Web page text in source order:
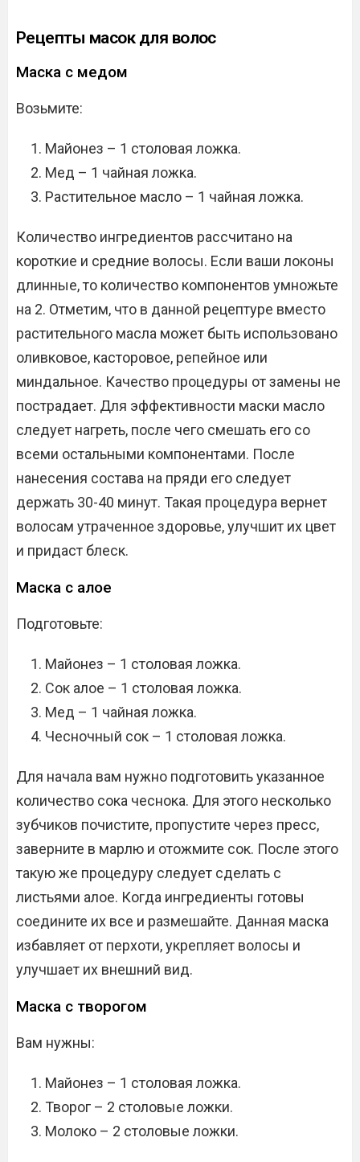
Рецепты масок для волос
Маска с медом
Возьмите:
Майонез – 1 столовая ложка.
Мед – 1 чайная ложка.
Растительное масло – 1 чайная ложка.
Количество ингредиентов рассчитано на
короткие и средние волосы. Если ваши локоны
длинные, то количество компонентов умножьте
на 2. Отметим, что в данной рецептуре вместо
растительного масла может быть использовано
оливковое, касторовое, репейное или
миндальное. Качество процедуры от замены не
пострадает. Для эффективности маски масло
следует нагреть, после чего смешать его со
всеми остальными компонентами. После
нанесения состава на пряди его следует
держать 30-40 минут. Такая процедура вернет
волосам утраченное здоровье, улучшит их цвет
и придаст блеск.
Маска с алое
Подготовьте:
Майонез – 1 столовая ложка.
Сок алое – 1 столовая ложка.
Мед – 1 чайная ложка.
Чесночный сок – 1 столовая ложка.
Для начала вам нужно подготовить указанное
количество сока чеснока. Для этого несколько
зубчиков почистите, пропустите через пресс,
заверните в марлю и отожмите сок. После этого
такую же процедуру следует сделать с
листьями алое. Когда ингредиенты готовы
соедините их все и размешайте. Данная маска
избавляет от перхоти, укрепляет волосы и
улучшает их внешний вид.
Маска с творогом
Вам нужны:
Майонез – 1 столовая ложка.
Творог – 2 столовые ложки.
Молоко – 2 столовые ложки.